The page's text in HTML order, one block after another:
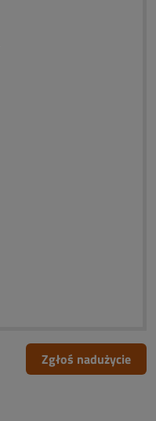
Zgłoś nadużycie